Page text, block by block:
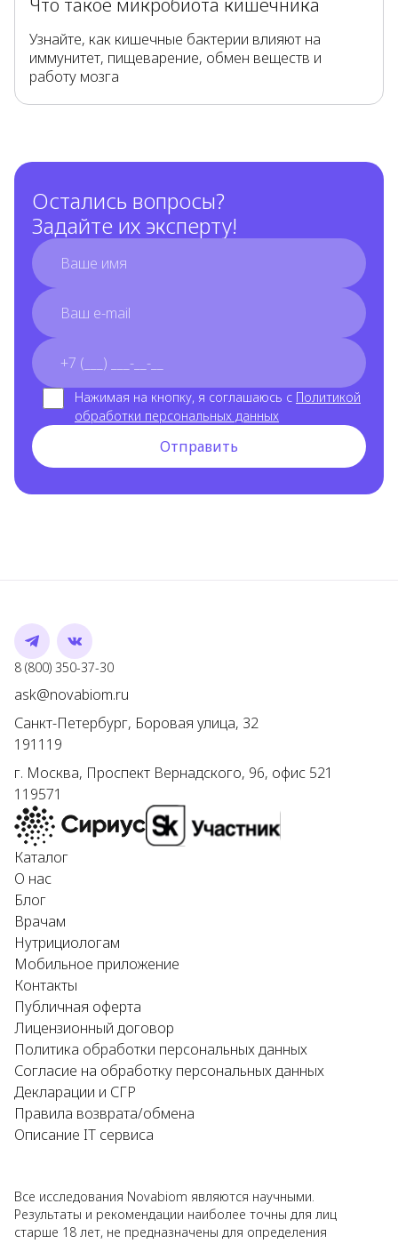
Что такое микробиота кишечника
Узнайте, как кишечные бактерии влияют на
иммунитет, пищеварение, обмен веществ и
работу мозга
Остались вопросы?
Задайте их эксперту!
full_name
email
phone_number
Нажимая на кнопку, я соглашаюсь с Политикой
обработки персональных данных
Отправить
Telegram
VK
8 (800) 350-37-30Номер телефона
ask@novabiom.ru
Санкт-Петербург, Боровая улица, 32
191119
г. Москва, Проспект Вернадского, 96, офис 521
119571
Каталог
О нас
Блог
Врачам
Нутрициологам
Мобильное приложение
Контакты
Публичная оферта
Лицензионный договор
Политика обработки персональных данных
Согласие на обработку персональных данных
Декларации и СГР
Правила возврата/обмена
Описание IT сервиса
Все исследования Novabiom являются научными.
Результаты и рекомендации наиболее точны для лиц
старше 18 лет, не предназначены для определения